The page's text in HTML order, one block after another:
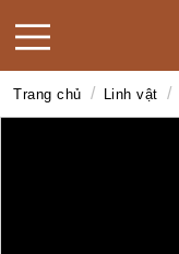
Trang chủ / Linh vật /